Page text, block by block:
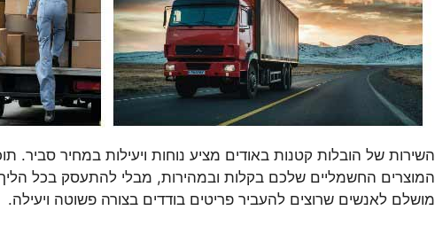
השירות של הובלות קטנות באודים מציע נוחות ויעילות במחיר סביר.
המוצרים החשמליים שלכם בקלות ובמהירות, מבלי להתעסק בכל הליך
מושלם לאנשים שרוצים להעביר פריטים בודדים בצורה פשוטה ויעילה.